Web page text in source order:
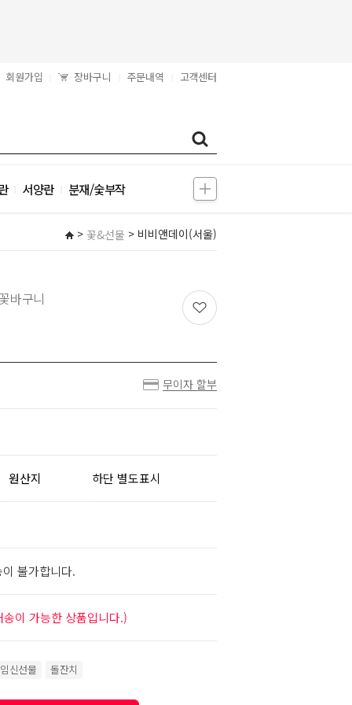
회원가입 장바구니 주문내역 고객센터
서양란 분재/숯부작
> 꽃&선물 > 비비앤데이(서울)
바구니
무이자 할부
원산지 하단 별도표시
불가합니다.
이 가능한 상품입니다.)
임신선물 돌잔치